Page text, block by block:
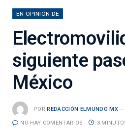
EN OPINIÓN DE
siguiente
México
POR REDACCIÓN ELMUNDO MX
NO HAY COMENTARIOS 3